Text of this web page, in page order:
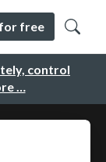
control
…
free